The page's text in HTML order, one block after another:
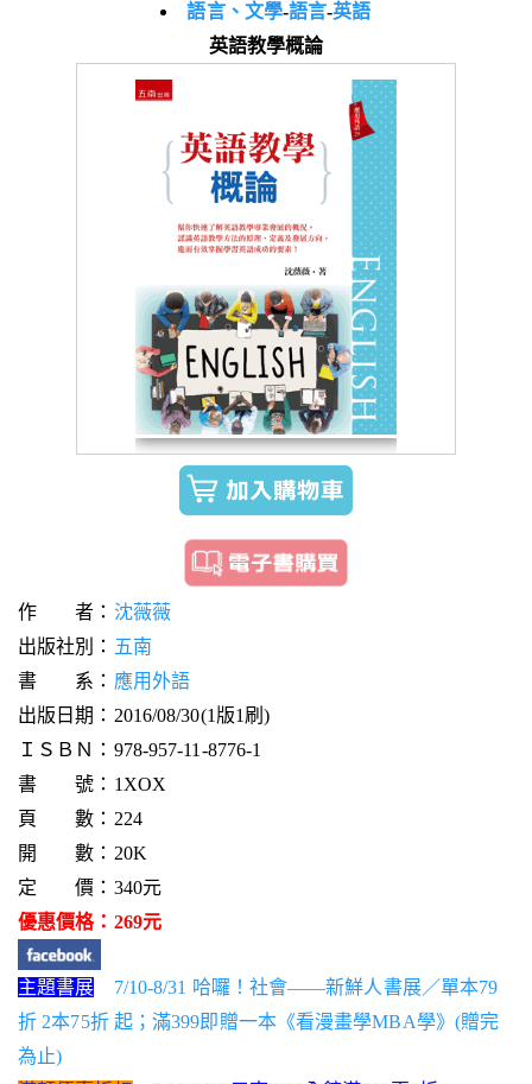
語言、文學-語言-英語
英語教學概論
作 者： 沈薇薇
出版社別： 五南
書 系： 應用外語
出版日期：2016/08/30(1版1刷)
ＩＳＢＮ：978-957-11-8776-1
書 號：1XOX
頁 數：224
開 數：20K
定 價：340元
優惠價格：269元
主題書展
7/10-8/31 哈囉！社會——新鮮人書展／單本79
折 2本75折 起；滿399即贈一本《看漫畫學MBA學》(贈完
為止)